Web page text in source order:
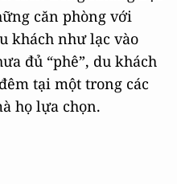
căn phòng với
khách như lạc vào
đủ “phê”, du khách
tại một trong các
họ lựa chọn.